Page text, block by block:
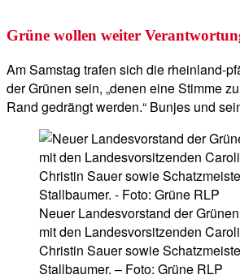
Grüne wollen weiter
Am Samstag trafen sich die rheinland-
der Grünen sein, „denen eine Stimme
Rand gedrängt werden.“ Bunjes und
Neuer Landesvorstand der
mit den Landesvorsitzenden
Christin Sauer sowie
Stallbaumer. – Foto: Grüne RLP